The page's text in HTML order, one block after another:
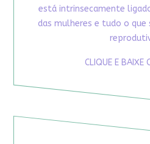
está intrinsecamente
das mulheres e tudo o
CLIQUE E BAIXE